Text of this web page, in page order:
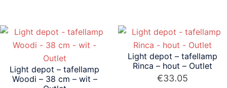
Light depot – tafellamp
Woodi – 38 cm – wit –
Light depot – tafellamp
Rinca – hout – Outlet
€33.05